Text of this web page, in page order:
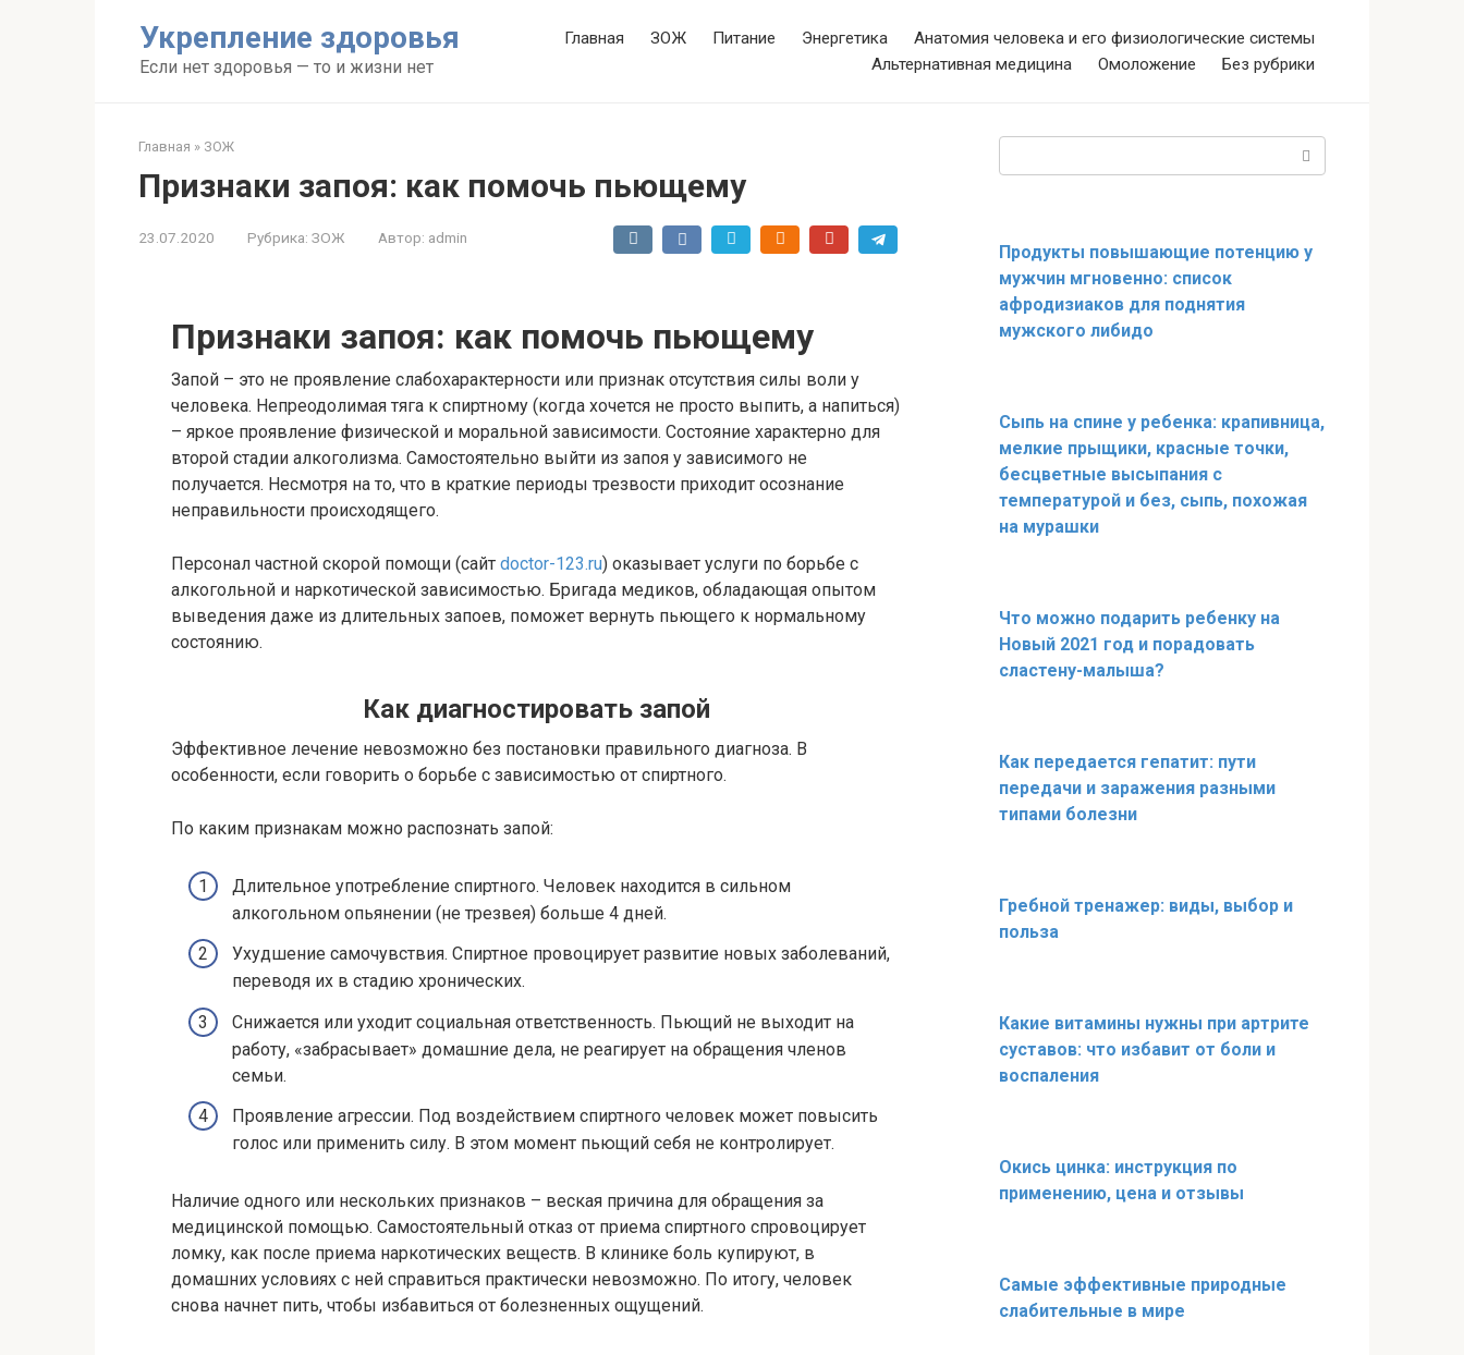
Укрепление здоровья
Если нет здоровья — то и жизни нет
Главная ЗОЖ Питание Энергетика
Анатомия человека и его физиологические системы
Альтернативная медицина
Омоложение Без рубрики
Главная » ЗОЖ
Признаки запоя: как помочь пьющему
23.07.2020 Рубрика: ЗОЖ Автор: admin
Признаки запоя: как помочь пьющему
Запой – это не проявление слабохарактерности или признак отсутствия силы воли у
человека. Непреодолимая тяга к спиртному (когда хочется не просто выпить, а напиться)
– яркое проявление физической и моральной зависимости. Состояние характерно для
второй стадии алкоголизма. Самостоятельно выйти из запоя у зависимого не
получается. Несмотря на то, что в краткие периоды трезвости приходит осознание
неправильности происходящего.
Персонал частной скорой помощи (сайт doctor-123.ru) оказывает услуги по борьбе с
алкогольной и наркотической зависимостью. Бригада медиков, обладающая опытом
выведения даже из длительных запоев, поможет вернуть пьющего к нормальному
состоянию.
Как диагностировать запой
Эффективное лечение невозможно без постановки правильного диагноза. В
особенности, если говорить о борьбе с зависимостью от спиртного.
По каким признакам можно распознать запой:
Длительное употребление спиртного. Человек находится в сильном
алкогольном опьянении (не трезвея) больше 4 дней.
Ухудшение самочувствия. Спиртное провоцирует развитие новых заболеваний,
переводя их в стадию хронических.
Снижается или уходит социальная ответственность. Пьющий не выходит на
работу, «забрасывает» домашние дела, не реагирует на обращения членов
семьи.
Проявление агрессии. Под воздействием спиртного человек может повысить
голос или применить силу. В этом момент пьющий себя не контролирует.
Наличие одного или нескольких признаков – веская причина для обращения за
медицинской помощью. Самостоятельный отказ от приема спиртного спровоцирует
ломку, как после приема наркотических веществ. В клинике боль купируют, в
домашних условиях с ней справиться практически невозможно. По итогу, человек
снова начнет пить, чтобы избавиться от болезненных ощущений.
Продукты повышающие потенцию у
мужчин мгновенно: список
афродизиаков для поднятия
мужского либидо
Сыпь на спине у ребенка: крапивница,
мелкие прыщики, красные точки,
бесцветные высыпания с
температурой и без, сыпь, похожая
на мурашки
Что можно подарить ребенку на
Новый 2021 год и порадовать
сластену-малыша?
Как передается гепатит: пути
передачи и заражения разными
типами болезни
Гребной тренажер: виды, выбор и
польза
Какие витамины нужны при артрите
суставов: что избавит от боли и
воспаления
Окись цинка: инструкция по
применению, цена и отзывы
Самые эффективные природные
слабительные в мире